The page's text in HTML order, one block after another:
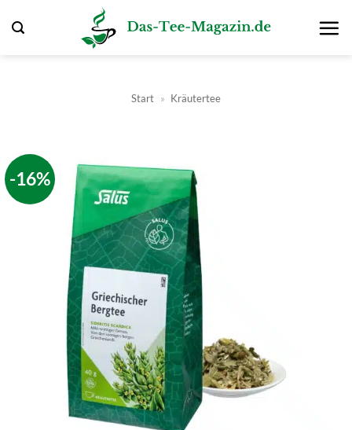
Inhalt
Start » Kräutertee
-16%